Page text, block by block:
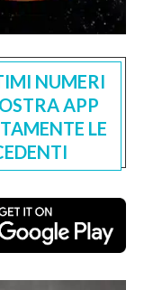
NUMERI
APP
LE